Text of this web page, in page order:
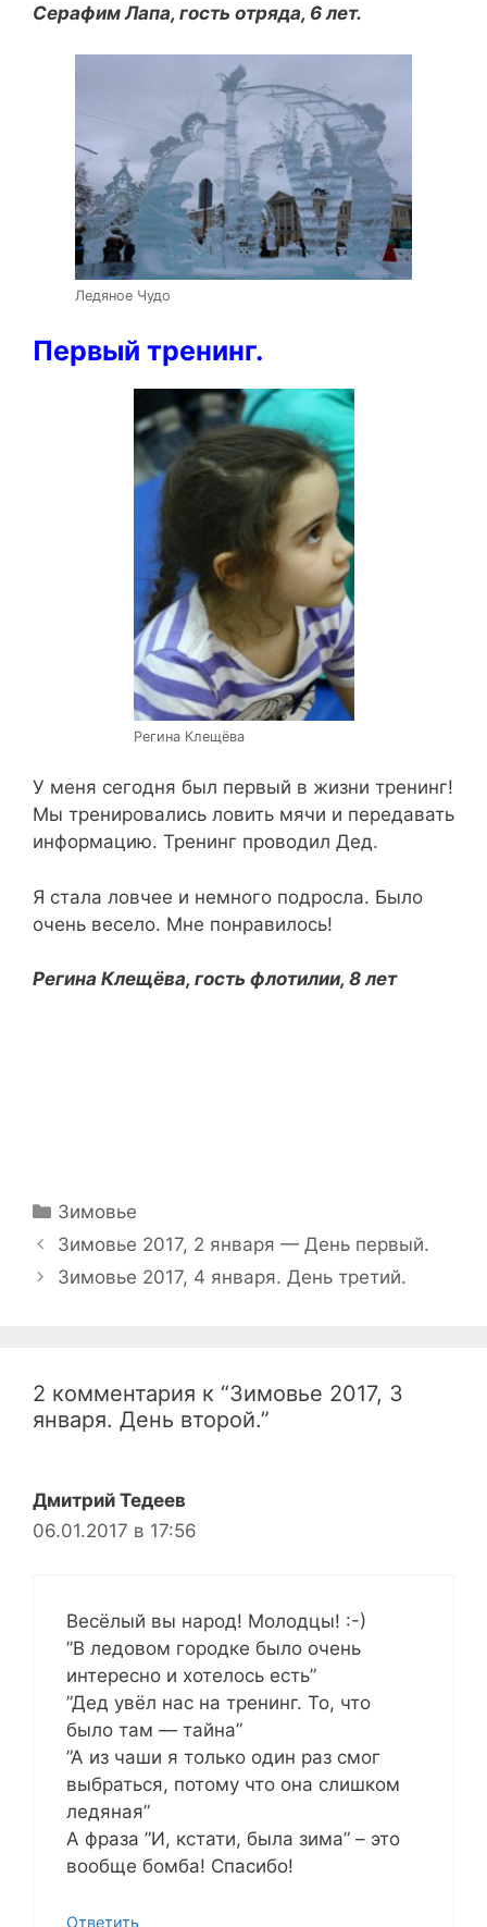
Серафим Лапа, гость отряда, 6 лет.
Ледяное Чудо
Первый тренинг.
Регина Клещёва
У меня сегодня был первый в жизни тренинг!
Мы тренировались ловить мячи и передавать
информацию. Тренинг проводил Дед.
Я стала ловчее и немного подросла. Было
очень весело. Мне понравилось!
Регина Клещёва, гость флотилии, 8 лет
Рубрики
Зимовье
Навигация
записи
Зимовье 2017, 2 января — День первый.
Зимовье 2017, 4 января. День третий.
2 комментария к “Зимовье 2017, 3
января. День второй.”
Дмитрий Тедеев
06.01.2017 в 17:56
Весёлый вы народ! Молодцы! :-)
”В ледовом городке было очень
интересно и хотелось есть”
”Дед увёл нас на тренинг. То, что
было там — тайна”
”А из чаши я только один раз смог
выбраться, потому что она слишком
ледяная”
А фраза ”И, кстати, была зима” – это
вообще бомба! Спасибо!
Ответить